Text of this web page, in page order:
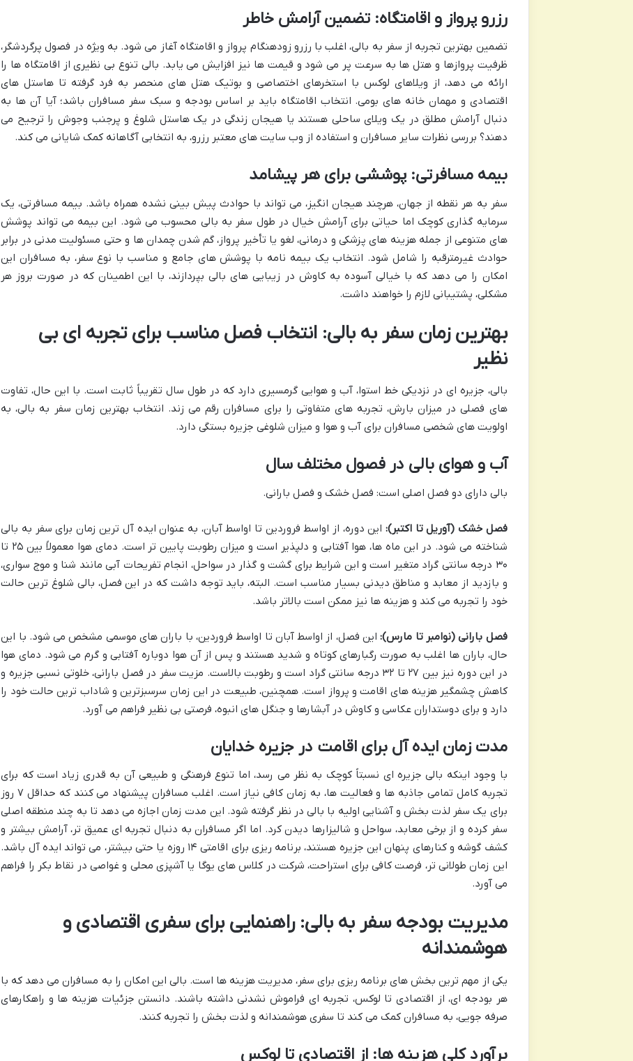
رزرو پرواز و اقامتگاه: تضمین آرامش خاطر
تضمین بهترین تجربه از سفر به بالی، اغلب با رزرو زودهنگام پرواز و اقامتگاه آغاز می شود. به ویژه در فصول پرگردشگر،
ظرفیت پروازها و هتل ها به سرعت پر می شود و قیمت ها نیز افزایش می یابد. بالی تنوع بی نظیری از اقامتگاه ها را
ارائه می دهد، از ویلاهای لوکس با استخرهای اختصاصی و بوتیک هتل های منحصر به فرد گرفته تا هاستل های
اقتصادی و مهمان خانه های بومی. انتخاب اقامتگاه باید بر اساس بودجه و سبک سفر مسافران باشد؛ آیا آن ها به
دنبال آرامش مطلق در یک ویلای ساحلی هستند یا هیجان زندگی در یک هاستل شلوغ و پرجنب وجوش را ترجیح می
دهند؟ بررسی نظرات سایر مسافران و استفاده از وب سایت های معتبر رزرو، به انتخابی آگاهانه کمک شایانی می کند.
بیمه مسافرتی: پوششی برای هر پیشامد
سفر به هر نقطه از جهان، هرچند هیجان انگیز، می تواند با حوادث پیش بینی نشده همراه باشد. بیمه مسافرتی، یک
سرمایه گذاری کوچک اما حیاتی برای آرامش خیال در طول سفر به بالی محسوب می شود. این بیمه می تواند پوشش
های متنوعی از جمله هزینه های پزشکی و درمانی، لغو یا تأخیر پرواز، گم شدن چمدان ها و حتی مسئولیت مدنی در برابر
حوادث غیرمترقبه را شامل شود. انتخاب یک بیمه نامه با پوشش های جامع و مناسب با نوع سفر، به مسافران این
امکان را می دهد که با خیالی آسوده به کاوش در زیبایی های بالی بپردازند، با این اطمینان که در صورت بروز هر
مشکلی، پشتیبانی لازم را خواهند داشت.
بهترین زمان سفر به بالی: انتخاب فصل مناسب برای تجربه ای بی
نظیر
بالی، جزیره ای در نزدیکی خط استوا، آب و هوایی گرمسیری دارد که در طول سال تقریباً ثابت است. با این حال، تفاوت
های فصلی در میزان بارش، تجربه های متفاوتی را برای مسافران رقم می زند. انتخاب بهترین زمان سفر به بالی، به
اولویت های شخصی مسافران برای آب و هوا و میزان شلوغی جزیره بستگی دارد.
آب و هوای بالی در فصول مختلف سال
بالی دارای دو فصل اصلی است: فصل خشک و فصل بارانی.
فصل خشک (آوریل تا اکتبر): این دوره، از اواسط فروردین تا اواسط آبان، به عنوان ایده آل ترین زمان برای سفر به بالی
شناخته می شود. در این ماه ها، هوا آفتابی و دلپذیر است و میزان رطوبت پایین تر است. دمای هوا معمولاً بین ۲۵ تا
۳۰ درجه سانتی گراد متغیر است و این شرایط برای گشت و گذار در سواحل، انجام تفریحات آبی مانند شنا و موج سواری،
و بازدید از معابد و مناطق دیدنی بسیار مناسب است. البته، باید توجه داشت که در این فصل، بالی شلوغ ترین حالت
خود را تجربه می کند و هزینه ها نیز ممکن است بالاتر باشد.
فصل بارانی (نوامبر تا مارس):این فصل، از اواسط آبان تا اواسط فروردین، با باران های موسمی مشخص می شود. با این
حال، باران ها اغلب به صورت رگبارهای کوتاه و شدید هستند و پس از آن هوا دوباره آفتابی و گرم می شود. دمای هوا
در این دوره نیز بین ۲۷ تا ۳۲ درجه سانتی گراد است و رطوبت بالاست. مزیت سفر در فصل بارانی، خلوتی نسبی جزیره و
کاهش چشمگیر هزینه های اقامت و پرواز است. همچنین، طبیعت در این زمان سرسبزترین و شاداب ترین حالت خود را
دارد و برای دوستداران عکاسی و کاوش در آبشارها و جنگل های انبوه، فرصتی بی نظیر فراهم می آورد.
مدت زمان ایده آل برای اقامت در جزیره خدایان
با وجود اینکه بالی جزیره ای نسبتاً کوچک به نظر می رسد، اما تنوع فرهنگی و طبیعی آن به قدری زیاد است که برای
تجربه کامل تمامی جاذبه ها و فعالیت ها، به زمان کافی نیاز است. اغلب مسافران پیشنهاد می کنند که حداقل ۷ روز
برای یک سفر لذت بخش و آشنایی اولیه با بالی در نظر گرفته شود. این مدت زمان اجازه می دهد تا به چند منطقه اصلی
سفر کرده و از برخی معابد، سواحل و شالیزارها دیدن کرد. اما اگر مسافران به دنبال تجربه ای عمیق تر، آرامش بیشتر و
کشف گوشه و کنارهای پنهان این جزیره هستند، برنامه ریزی برای اقامتی ۱۴ روزه یا حتی بیشتر، می تواند ایده آل باشد.
این زمان طولانی تر، فرصت کافی برای استراحت، شرکت در کلاس های یوگا یا آشپزی محلی و غواصی در نقاط بکر را فراهم
می آورد.
مدیریت بودجه سفر به بالی: راهنمایی برای سفری اقتصادی و
هوشمندانه
یکی از مهم ترین بخش های برنامه ریزی برای سفر، مدیریت هزینه ها است. بالی این امکان را به مسافران می دهد که با
هر بودجه ای، از اقتصادی تا لوکس، تجربه ای فراموش نشدنی داشته باشند. دانستن جزئیات هزینه ها و راهکارهای
صرفه جویی، به مسافران کمک می کند تا سفری هوشمندانه و لذت بخش را تجربه کنند.
برآورد کلی هزینه ها: از اقتصادی تا لوکس